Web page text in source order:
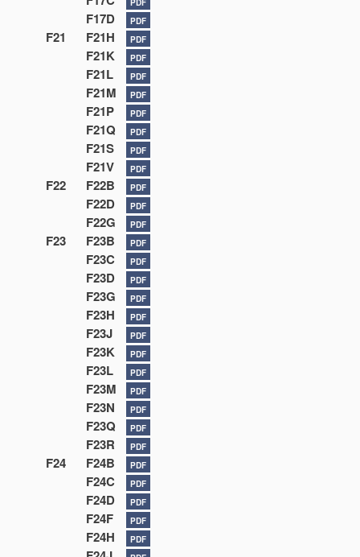
PDF
F17D PDF
F21 F21H PDF
F21K PDF
F21L PDF
F21M PDF
F21P PDF
F21Q PDF
F21S PDF
F21V PDF
F22 F22B PDF
F22D PDF
F22G PDF
F23 F23B PDF
F23C PDF
F23D PDF
F23G PDF
F23H PDF
F23J PDF
F23K PDF
F23L PDF
F23M PDF
F23N PDF
F23Q PDF
F23R PDF
F24 F24B PDF
F24C PDF
F24D PDF
F24F PDF
F24H PDF